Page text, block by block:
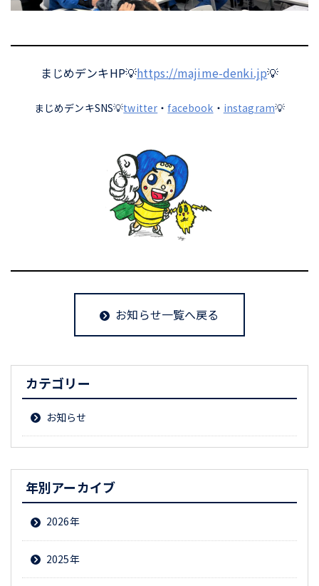
まじめデンキHP💡https://majime-denki.jp💡
まじめデンキSNS💡twitter ・facebook ・ instagram💡
お知らせ一覧へ戻る
カテゴリー
お知らせ
年別アーカイブ
2026
2025